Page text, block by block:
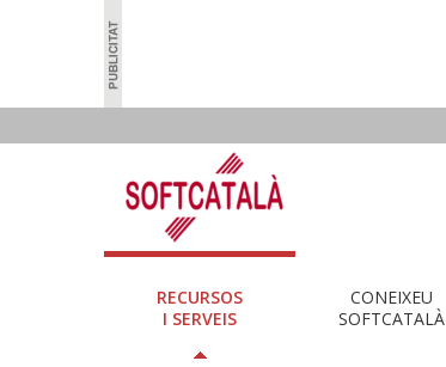
RECURSOS
I SERVEIS
CONEIXEU
SOFTCATALÀ